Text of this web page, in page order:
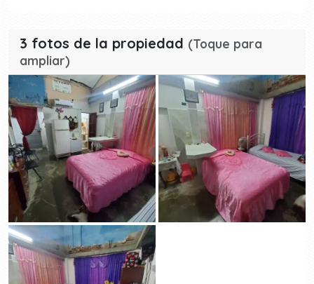
3 fotos de la propiedad (Toque para
ampliar)